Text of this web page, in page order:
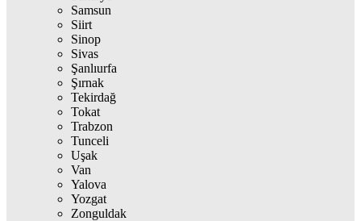
Samsun
Siirt
Sinop
Sivas
Şanlıurfa
Şırnak
Tekirdağ
Tokat
Trabzon
Tunceli
Uşak
Van
Yalova
Yozgat
Zonguldak